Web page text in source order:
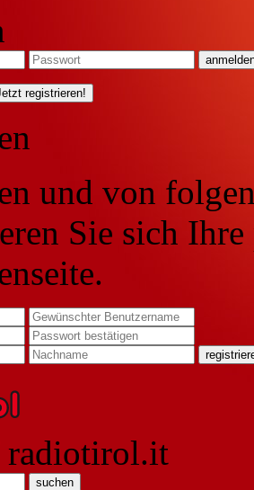
registrieren!
und von
Sie sich
radiotirol.it